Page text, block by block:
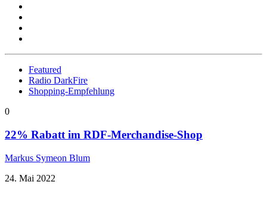
Featured
Radio DarkFire
Shopping-Empfehlung
0
22% Rabatt im RDF-Merchandise-Shop
Markus Symeon Blum
24. Mai 2022